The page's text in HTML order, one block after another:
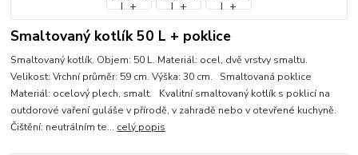
Smaltovaný kotlík 50 L + poklice
Smaltovaný kotlík. Objem: 50 L. Materiál: ocel, dvě vrstvy smaltu.
Velikost: Vrchní průměr: 59 cm. Výška: 30 cm. Smaltovaná poklice
Materiál: ocelový plech, smalt. Kvalitní smaltovaný kotlík s poklicí na
outdorové vaření guláše v přírodě, v zahradě nebo v otevřené kuchyně.
Čištění: neutrálním te... celý popis